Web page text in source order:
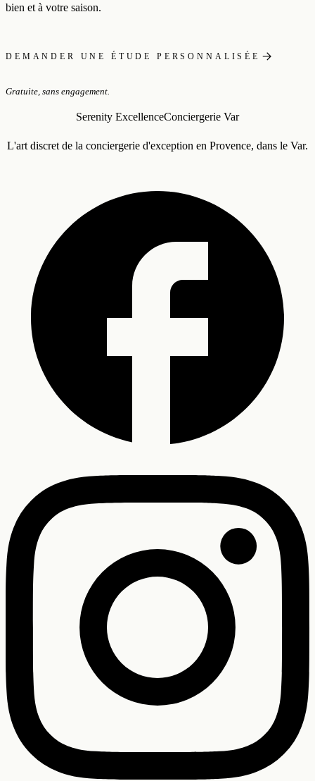
bien et à votre saison.
DEMANDER UNE ÉTUDE PERSONNALISÉE
Gratuite, sans engagement.
Serenity ExcellenceConciergerie Var
L'art discret de la conciergerie d'exception en Provence, dans le Var.